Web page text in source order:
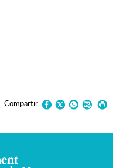
Compartir